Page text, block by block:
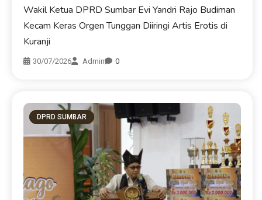
Wakil Ketua DPRD Sumbar Evi Yandri Rajo Budiman
Kecam Keras Orgen Tunggan Diiringi Artis Erotis di
Kuranji
30/07/2026 Admin 0
DPRD SUMBAR